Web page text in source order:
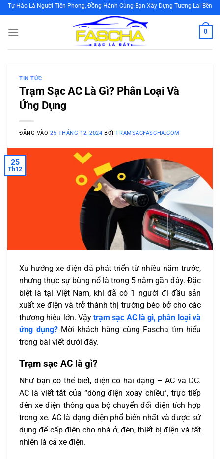
Bỏ
qua
nội
Người Tiên Phong, Đồng Hành Cùng Bạn Xây Dựng Tương Lai Bền Vững Bằng
0
TIN TỨC
Trạm Sạc AC Là Gì? Phân Loại Và
Ứng Dụng
ĐĂNG VÀO25 THÁNG 12, 2024 BỞITRAMSACFASCHA.COM
25
Th12
Xu hướng xe điện đã phát triển từ nhiều năm trước,
nhưng thực sự bùng nổ là trong 5 năm gần đây. Đặc
biệt là tại Việt Nam, khi đã có 1 người đi đầu sản
xuất xe điện và trở thành thị trường béo bở cho các
thương hiệu lớn. Vậytrạm sạc AC là gì, phân loại và
ứng dụng?Mời khách hàng cùng Fascha tìm hiểu
trong bài viết dưới đây.
Trạm sạc AC là gì?
Như bạn có thể biết, điện có hai dạng – AC và DC.
AC là viết tắt của “dòng điện xoay chiều”, trực tiếp
đến xe điện thông qua bộ chuyển đổi điện tích hợp
trong xe. AC là dạng điện phổ biến nhất và được sử
dụng để cấp điện cho nhà ở, đèn, thiết bị điện và tất
nhiên là cả xe điện.